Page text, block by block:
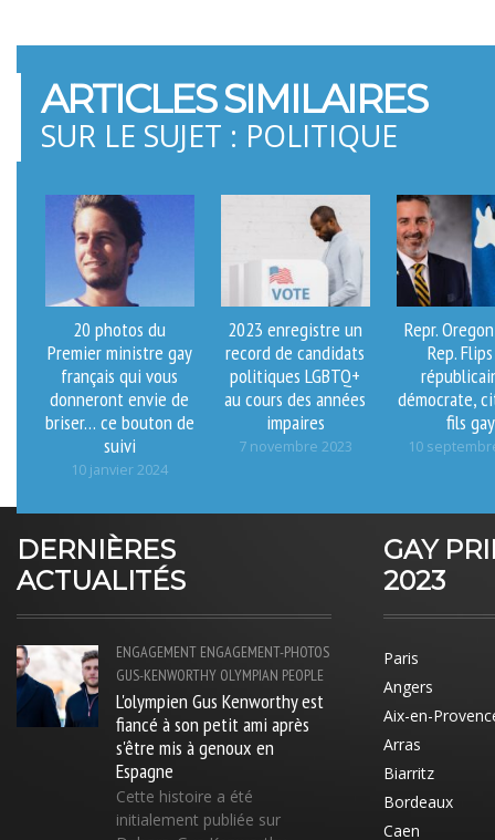
ARTICLES SIMILAIRES
SUR LE SUJET : POLITIQUE
20 photos du
Premier ministre gay
français qui vous
donneront envie de
briser… ce bouton de
suivi
10 janvier 2024
2023 enregistre un
record de candidats
politiques LGBTQ+
au cours des années
impaires
7 novembre 2023
Repr.
Rep.
démocrate,
fils gay
10
DERNIÈRES
ACTUALITÉS
ENGAGEMENT ENGAGEMENT-PHOTOS
GUS-KENWORTHY OLYMPIAN PEOPLE
L'olympien Gus Kenworthy est
fiancé à son petit ami après
s'être mis à genoux en
Espagne
Cette histoire a été
initialement publiée sur
GAY
2023
Paris
Angers
Aix-en-
Arras
Biarritz
Bordeaux
Caen